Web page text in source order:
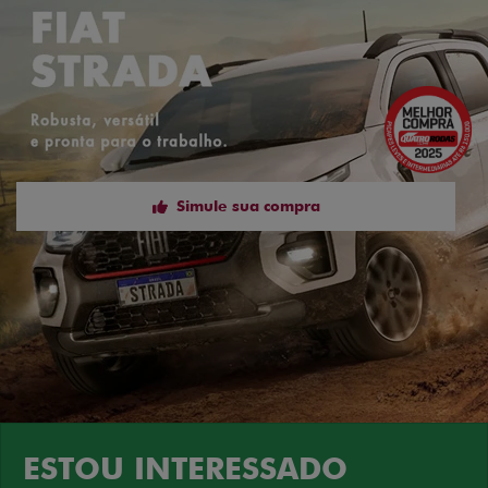
ESTOU INTERESSADO
Simule sua compra